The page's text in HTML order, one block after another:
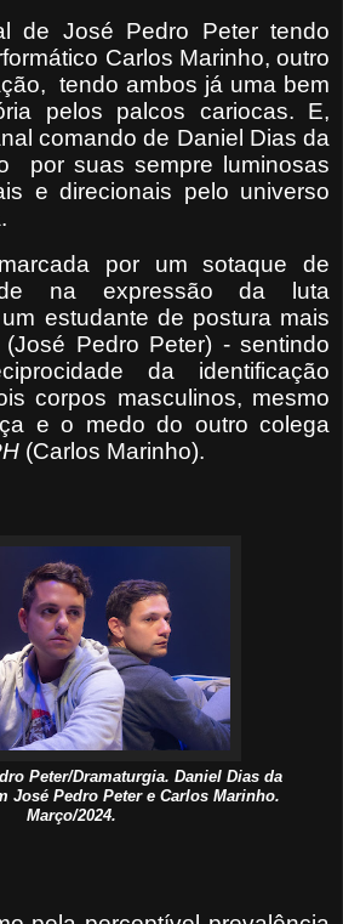
de José Pedro Peter tendo
Carlos Marinho, outro
tendo ambos já uma bem
pelos palcos cariocas. E,
comando de Daniel Dias da
por suas sempre luminosas
e direcionais pelo universo
por um sotaque de
na expressão da luta
estudante de postura mais
(José Pedro Peter) - sentindo
da identificação
corpos masculinos, mesmo
e o medo do outro colega
(Carlos Marinho).
Peter/Dramaturgia. Daniel Dias da
José Pedro Peter e Carlos Marinho.
Março/2024.